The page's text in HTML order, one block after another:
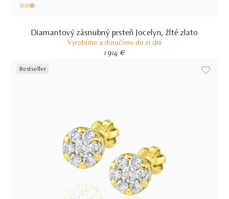
Diamantový zásnubný prsteň Jocelyn, žlté zlato
Vyrobíme a doručíme do 21 dní
1 914 €
Bestseller